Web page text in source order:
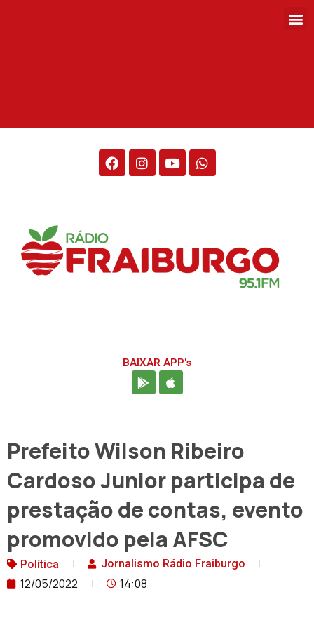
BAIXAR APP's
Prefeito Wilson Ribeiro
Cardoso Junior participa de
prestação de contas, evento
promovido pela AFSC
Política Jornalismo Rádio Fraiburgo
12/05/2022 14:08